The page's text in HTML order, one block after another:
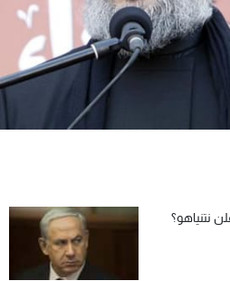
نتنياهو؟